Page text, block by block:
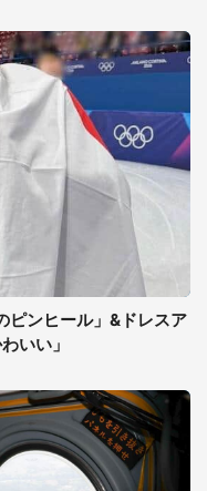
ピンヒール」&ドレスア
いい」